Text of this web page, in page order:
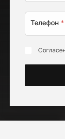
Телефон *